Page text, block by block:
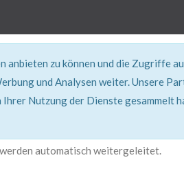
zu können und die Zugriffe
und Analysen weiter. Unsere
Nutzung der Dienste
werden automatisch weitergeleitet.